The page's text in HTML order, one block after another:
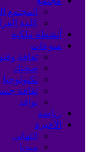
المجتمع
كلمة
أنشطة ملكية
منوعات
ثقافة
صحتك
تكنولوجيا
ثقافة
نوافذ
رياضة
الأخيرة
التهاني
ميديا